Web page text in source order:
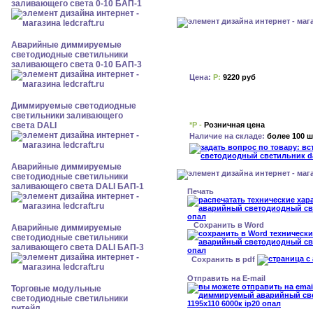
заливающего света 0-10 БАП-1
Аварийные диммируемые
светодиодные светильники
заливающего света 0-10 БАП-3
Диммируемые светодиодные
светильники заливающего
света DALI
Аварийные диммируемые
светодиодные светильники
заливающего света DALI БАП-1
Аварийные диммируемые
светодиодные светильники
заливающего света DALI БАП-3
Торговые модульные
светодиодные светильники
Цена: Р: 9220 руб
*Р - Розничная цена
Наличие на складе: более 100
Печать
Сохранить в Word
Сохранить в pdf
Отправить на E-mail